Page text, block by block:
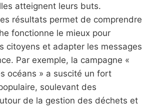
atteignent leurs buts.
résultats permet de comprendre
fonctionne le mieux pour
citoyens et adapter les messages
Par exemple, la campagne «
océans » a suscité un fort
soulevant des
de la gestion des déchets et